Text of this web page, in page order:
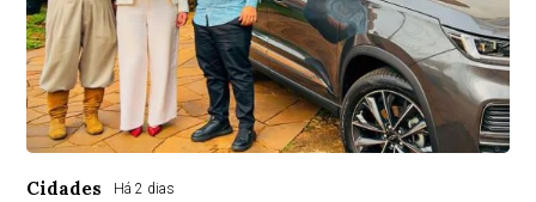
Cidades Há 2 dias